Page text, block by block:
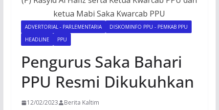
ketua Mabi Saka Kwarcab PPU
ADVERTORIAL - PARLEMENTARIA
DISKOMINFO PPU - PEMKAB PPU
HEADLINE
PPU
Pengurus Saka Bahari
PPU Resmi Dikukuhkan
12/02/2023 Berita Kaltim